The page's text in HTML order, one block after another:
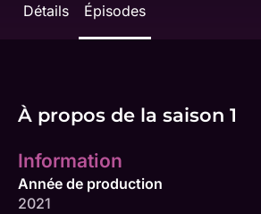
Détails Épisodes
À propos de la saison 1
Information
Année de production
2021